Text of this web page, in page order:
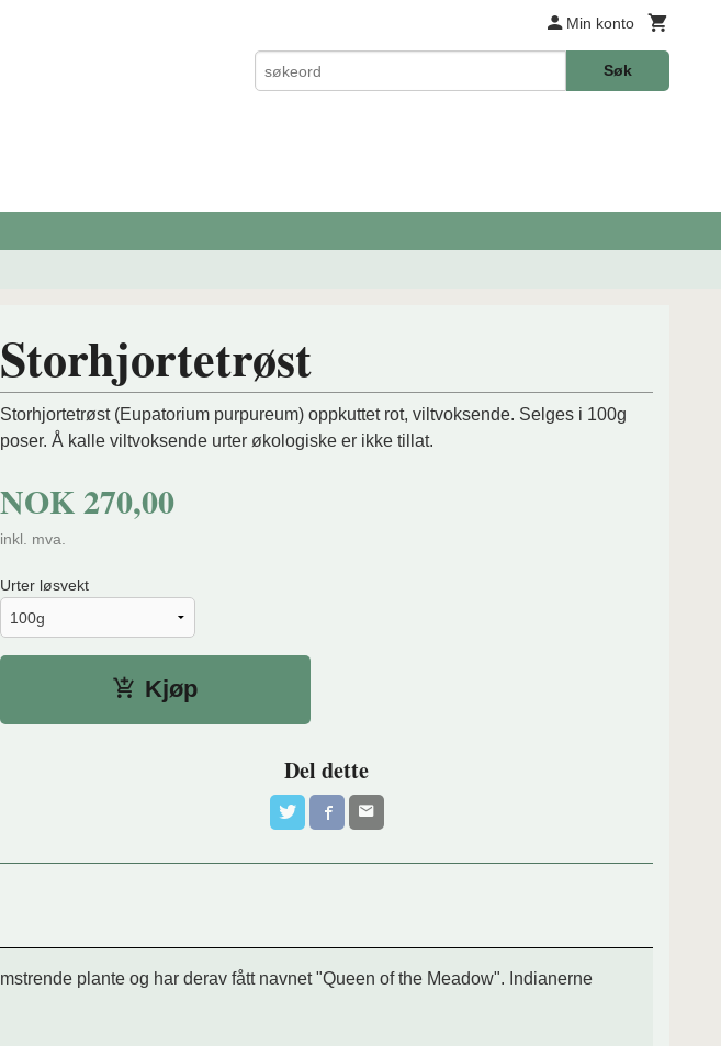
Min konto
Søk
Storhjortetrøst
Storhjortetrøst (Eupatorium purpureum) oppkuttet rot, viltvoksende. Selges i 100g
poser. Å kalle viltvoksende urter økologiske er ikke tillat.
NOK270,00
inkl. mva.
Urter løsvekt
Kjøp
Del dette
plante og har derav fått navnet"Queen of the Meadow". Indianerne